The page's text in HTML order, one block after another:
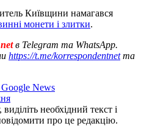
Київщини намагався
монети і злитки.
в Telegram та WhatsApp.
https://t.me/korrespondentnetта
News
необхідний текст і
про це редакцію.